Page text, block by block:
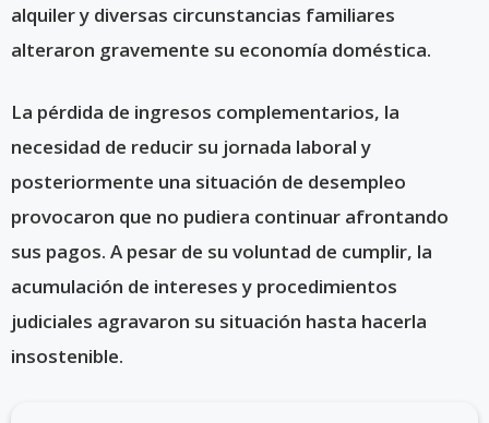
alquiler y diversas circunstancias familiares
alteraron gravemente su economía doméstica.
La pérdida de ingresos complementarios, la
necesidad de reducir su jornada laboral y
posteriormente una situación de desempleo
provocaron que no pudiera continuar afrontando
sus pagos. A pesar de su voluntad de cumplir, la
acumulación de intereses y procedimientos
judiciales agravaron su situación hasta hacerla
insostenible.